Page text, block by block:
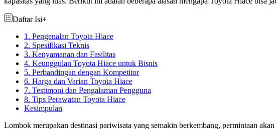
Daftar Isi+
1. Pengenalan Toyota Hiace
2. Spesifikasi Teknis
3. Kenyamanan dan Fasilitas
4. Keunggulan Toyota Hiace untuk Bisnis
5. Perbandingan dengan Kompetitor
6. Harga dan Varian Toyota Hiace
7. Testimoni dan Pengalaman Pengguna
8. Tips Perawatan Toyota Hiace
Kesimpulan
Lombok merupakan destinasi pariwisata yang semakin berkembang, permintaan